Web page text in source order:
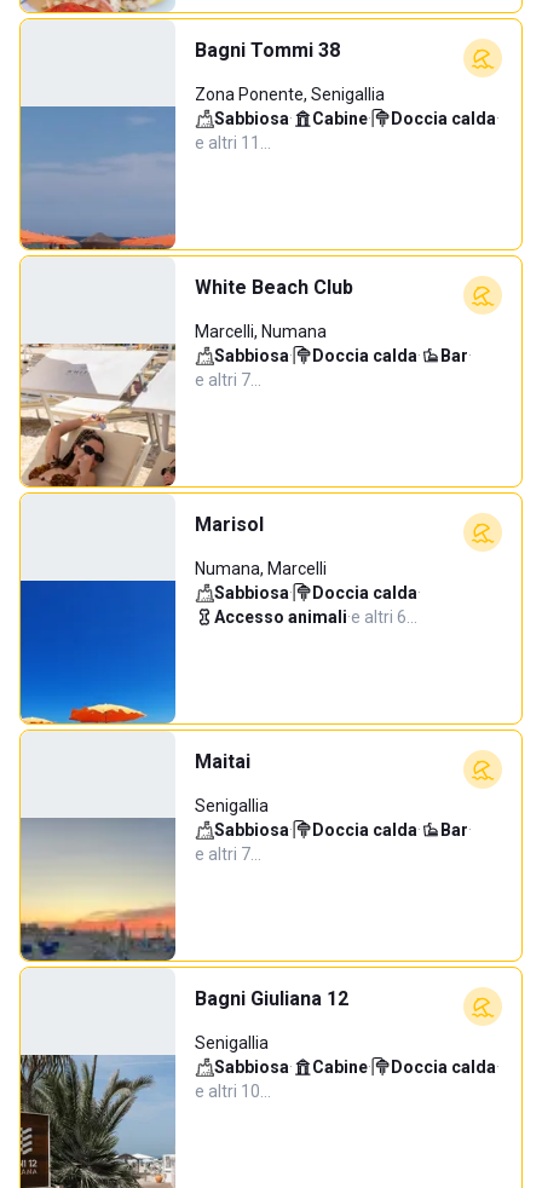
Bagni Tommi 38
Zona Ponente, Senigallia
Sabbiosa· Cabine· Doccia calda·
e altri 11…
White Beach Club
Marcelli, Numana
Sabbiosa· Doccia calda· Bar·
e altri 7…
Marisol
Numana, Marcelli
Sabbiosa· Doccia calda·
Accesso animali·e altri 6…
Maitai
Senigallia
Sabbiosa· Doccia calda· Bar·
e altri 7…
Bagni Giuliana 12
Senigallia
Sabbiosa· Cabine· Doccia calda·
e altri 10…